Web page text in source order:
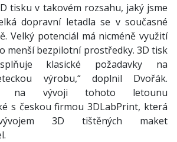
tisku v takovém rozsahu, jaký jsme
dopravní letadla se v současné
Velký potenciál má nicméně využití
menší bezpilotní prostředky. 3D tisk
klasické požadavky na
výrobu,“ doplnil Dvořák.
na vývoji tohoto letounu
s českou firmou 3DLabPrint, která
3D tištěných maket